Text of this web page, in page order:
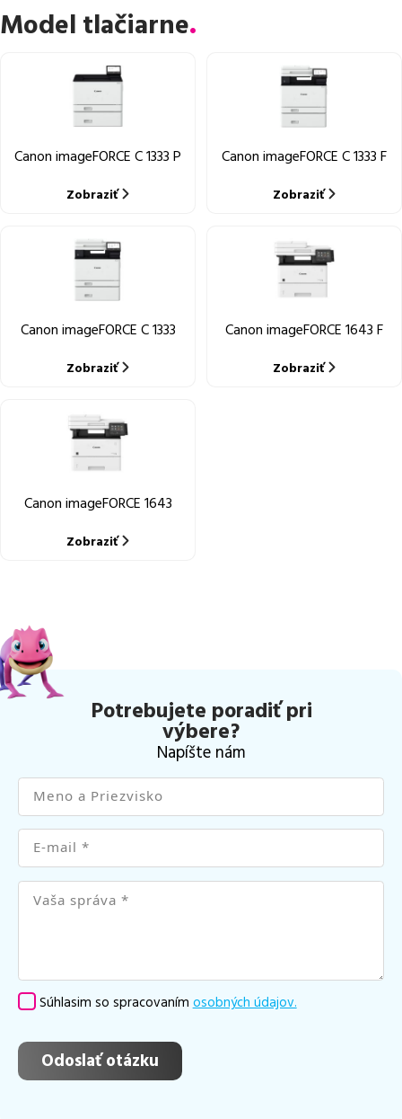
Model tlačiarne
Canon imageFORCE C 1333 P
Zobraziť
Canon imageFORCE C 1333 F
Zobraziť
Canon imageFORCE C 1333
Zobraziť
Canon imageFORCE 1643 F
Zobraziť
Canon imageFORCE 1643
Zobraziť
Potrebujete poradiť pri
výbere?
Napíšte nám
Súhlasim so spracovaním osobných údajov.